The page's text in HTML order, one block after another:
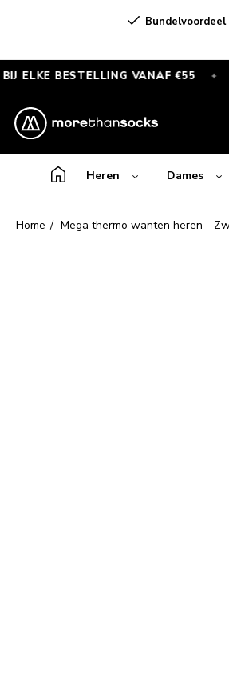
Bundelvoordeel
BESTELLING VANAF €55 ✦
SPORTSOKKEN
elke
Heren Dames
Home Mega thermo wanten heren -